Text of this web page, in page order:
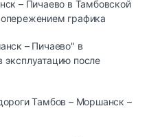
грузы– Пичаево в Тамбовской
графика
– Пичаево" в
эксплуатацию после
Тамбов – Моршанск –